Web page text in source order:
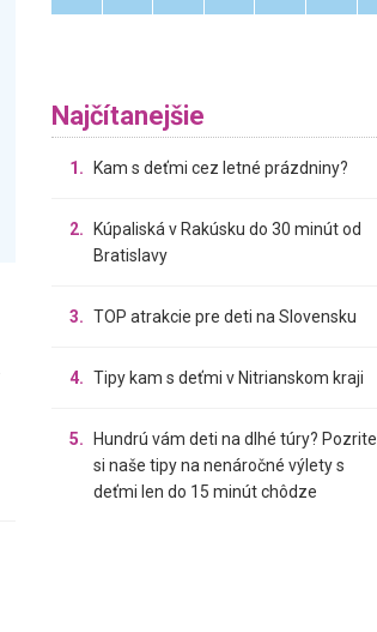
Najčítanejšie
1. Kam s deťmi cez letné prázdniny?
2.
Kúpaliská v Rakúsku do 30 minút od
Bratislavy
3. TOP atrakcie pre deti na Slovensku
4. Tipy kam s deťmi v Nitrianskom kraji
5.
Hundrú vám deti na dlhé túry? Pozrite
si naše tipy na nenáročné výlety s
deťmi len do 15 minút chôdze